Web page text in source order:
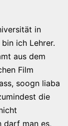
in
ich Lehrer.
aus dem
Film
soogn liaba
die
darf man es,